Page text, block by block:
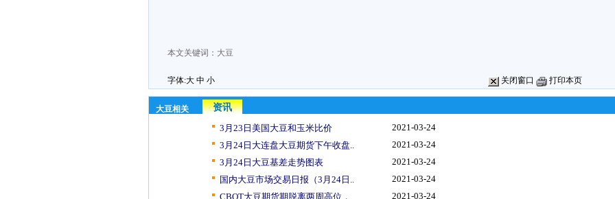
本文关键词： 大豆
字体:大 中 小 关闭窗口 打印本页
大豆相关
资讯
3月23日美国大豆和玉米比价
2021-03-24
3月24日大连盘大豆期货下午收盘..
2021-03-24
3月24日大豆基差走势图表
2021-03-24
国内大豆市场交易日报（3月24日..
2021-03-24
CBOT大豆期货期脱离两周高位，..
2021-03-24